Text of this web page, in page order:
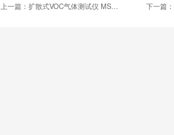
上一篇：扩散式VOC气体测试仪 MS104K-VOC 下一篇：